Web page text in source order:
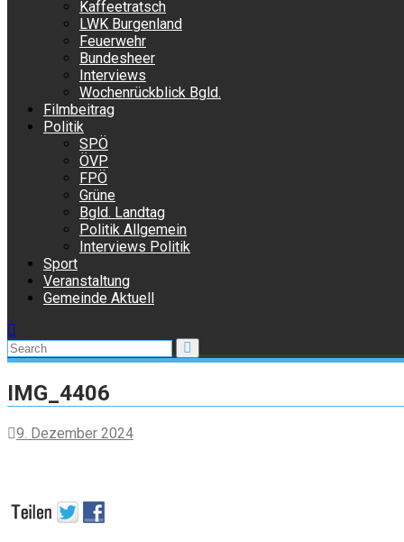
Kaffeetratsch
LWK Burgenland
Feuerwehr
Bundesheer
Interviews
Wochenrückblick Bgld.
Filmbeitrag
Politik
SPÖ
ÖVP
FPÖ
Grüne
Bgld. Landtag
Politik Allgemein
Interviews Politik
Sport
Veranstaltung
Gemeinde Aktuell
IMG_4406
9. Dezember 2024